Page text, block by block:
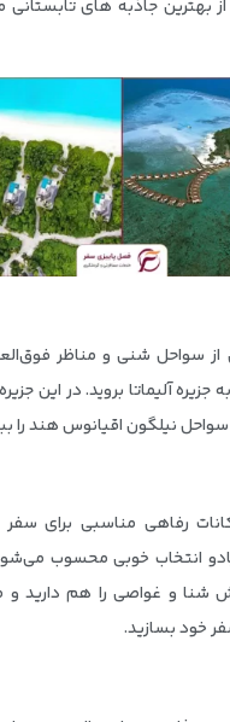
بهترین جاذبه های تابستانی
سواحل شنی و مناظر
آلیماتا بروید. در این
نیلگون اقیانوس هند را
رفاهی مناسبی برای
انتخاب خوبی محسوب
و غواصی را هم دارید و
خود بسازید.